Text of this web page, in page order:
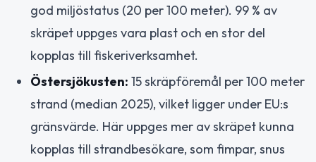
god miljöstatus (20 per 100 meter). 99 % av
skräpet uppges vara plast och en stor del
kopplas till fiskeriverksamhet.
Östersjökusten: 15 skräpföremål per 100 meter
strand (median 2025), vilket ligger under EU:s
gränsvärde. Här uppges mer av skräpet kunna
kopplas till strandbesökare, som fimpar, snus